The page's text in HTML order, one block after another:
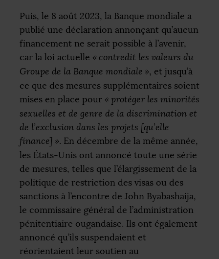
Puis, le 8 août 2023, la Banque mondiale a
publié une déclaration annonçant qu’aucun
financement ne serait possible à l’avenir,
car la loi actuelle « contredit les valeurs du
Groupe de la Banque mondiale », et jusqu’à
ce que des mesures supplémentaires soient
mises en place pour « protéger les minorités
sexuelles et de genre de la discrimination et
de l’exclusion dans les projets [qu’elle
finance] ». En décembre de la même année,
les États-Unis ont annoncé toute une série
de mesures, telles que l’élargissement de la
politique de restriction des visas ou des
sanctions à l’encontre de John Byabashaija,
le commissaire général de l’administration
pénitentiaire ougandaise. Ils ont également
annoncé qu’ils suspendaient et
réorientaient leur soutien au